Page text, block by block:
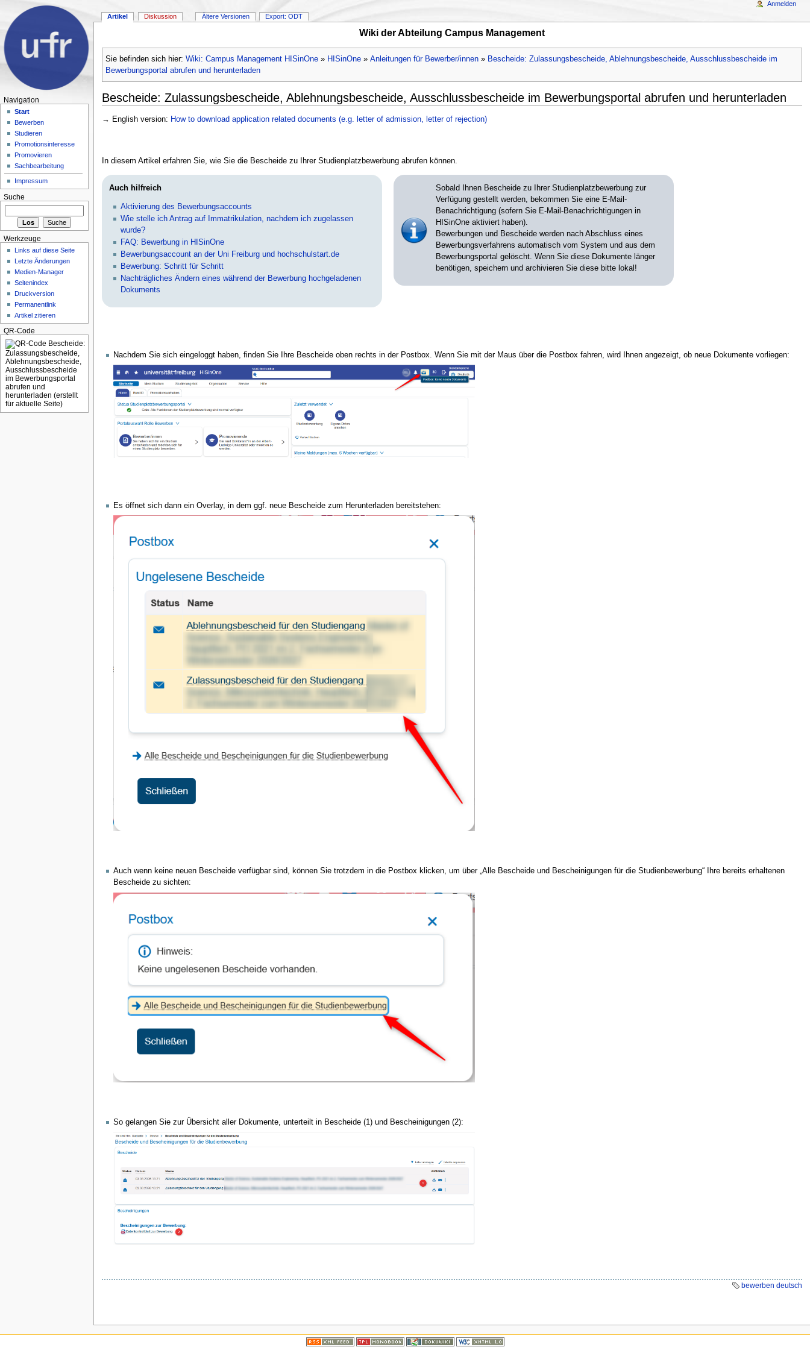
Wiki der Abteilung Campus Management
Sie befinden sich hier: Wiki: Campus Management HISinOne» HISinOne» Anleitungen für Bewerber/innen» Bescheide: Zulassungsbescheide, Ablehnungsbescheide, Ausschlussbescheide im
Bewerbungsportal abrufen und herunterladen
Bescheide: Zulassungsbescheide, Ablehnungsbescheide, Ausschlussbescheide im Bewerbungsportal abrufen und herunterladen
→ English version: How to download application related documents (e.g. letter of admission, letter of rejection)
In diesem Artikel erfahren Sie, wie Sie die Bescheide zu Ihrer Studienplatzbewerbung abrufen können.
Auch hilfreich
Aktivierung des Bewerbungsaccounts
Wie stelle ich Antrag auf Immatrikulation, nachdem ich zugelassen
wurde?
FAQ: Bewerbung in HISinOne
Bewerbungsaccount an der Uni Freiburg und hochschulstart.de
Bewerbung: Schritt für Schritt
Nachträgliches Ändern eines während der Bewerbung hochgeladenen
Dokuments
Sobald Ihnen Bescheide zu Ihrer Studienplatzbewerbung zur
Verfügung gestellt werden, bekommen Sie eine E-Mail-
Benachrichtigung (sofern Sie E-Mail-Benachrichtigungen in
HISinOne aktiviert haben).
Bewerbungen und Bescheide werden nach Abschluss eines
Bewerbungsverfahrens automatisch vom System und aus dem
Bewerbungsportal gelöscht. Wenn Sie diese Dokumente länger
benötigen, speichern und archivieren Sie diese bitte lokal!
Nachdem Sie sich eingeloggt haben, finden Sie Ihre Bescheide oben rechts in der Postbox. Wenn Sie mit der Maus über die Postbox fahren, wird Ihnen angezeigt, ob neue Dokumente vorliegen:
Es öffnet sich dann ein Overlay, in dem ggf. neue Bescheide zum Herunterladen bereitstehen:
Auch wenn keine neuen Bescheide verfügbar sind, können Sie trotzdem in die Postbox klicken, um über „Alle Bescheide und Bescheinigungen für die Studienbewerbung“ Ihre bereits erhaltenen
Bescheide zu sichten:
So gelangen Sie zur Übersicht aller Dokumente, unterteilt in Bescheide (1) und Bescheinigungen (2):
bewerben deutsch
Artikel Diskussion Ältere Versionen Export: ODT
Anmelden
Navigation
Start
Bewerben
Studieren
Promotionsinteresse
Promovieren
Sachbearbeitung
Impressum
Suche
Werkzeuge
Links auf diese Seite
Letzte Änderungen
Medien-Manager
Seitenindex
Druckversion
Permanentlink
Artikel zitieren
QR-Code